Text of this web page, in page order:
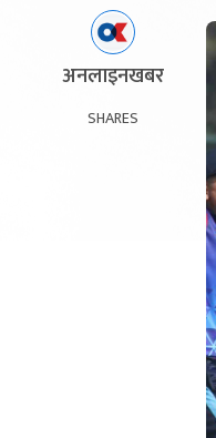
अनलाइनखबर
SHARES